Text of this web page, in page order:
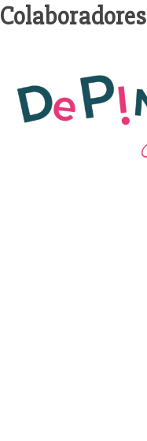
Colaboradores